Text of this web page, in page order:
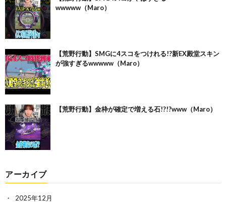
wwwww（Maro）
【荒野行動】SMGに4スコをつけれる!?新EX殿堂スキン
が強すぎるwwwww（Maro）
【荒野行動】金枠が確定で増える石!?!?www（Maro）
アーカイブ
2025年12月